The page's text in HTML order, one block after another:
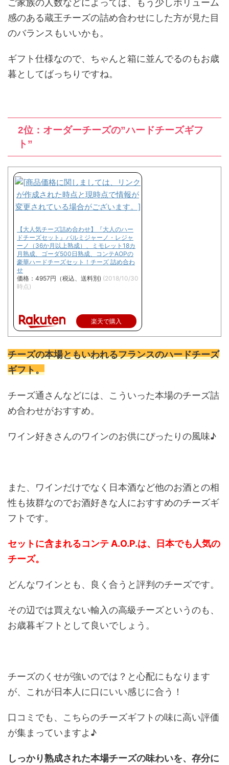
ご家族の人数などによっては、もう少しボリューム
感のある蔵王チーズの詰め合わせにした方が見た目
のバランスもいいかも。
ギフト仕様なので、ちゃんと箱に並んでるのもお歳
暮としてばっちりですね。
2位：オーダーチーズの”ハードチーズギフ
ト”
【大人気チーズ詰め合わせ】『大人のハー
ドチーズセット』パルミジャーノ・レジャ
ーノ（36か月以上熟成）、ミモレット18カ
月熟成、ゴーダ500日熟成、コンテAOPの
豪華ハードチーズセット！チーズ 詰め合わ
せ
価格：4957円（税込、送料別) (2018/10/30
時点)
楽天で購入
チーズの本場ともいわれるフランスのハードチーズ
ギフト。
チーズ通さんなどには、こういった本場のチーズ詰
め合わせがおすすめ。
ワイン好きさんのワインのお供にぴったりの風味♪
また、ワインだけでなく日本酒など他のお酒との相
性も抜群なのでお酒好きな人におすすめのチーズギ
フトです。
セットに含まれるコンテ A.O.P.は、日本でも人気の
チーズ。
どんなワインとも、良く合うと評判のチーズです。
その辺では買えない輸入の高級チーズというのも、
お歳暮ギフトとして良いでしょう。
チーズのくせが強いのでは？と心配にもなります
が、これが日本人に口にいい感じに合う！
口コミでも、こちらのチーズギフトの味に高い評価
が集まっていますよ♪
しっかり熟成された本場チーズの味わいを、存分に